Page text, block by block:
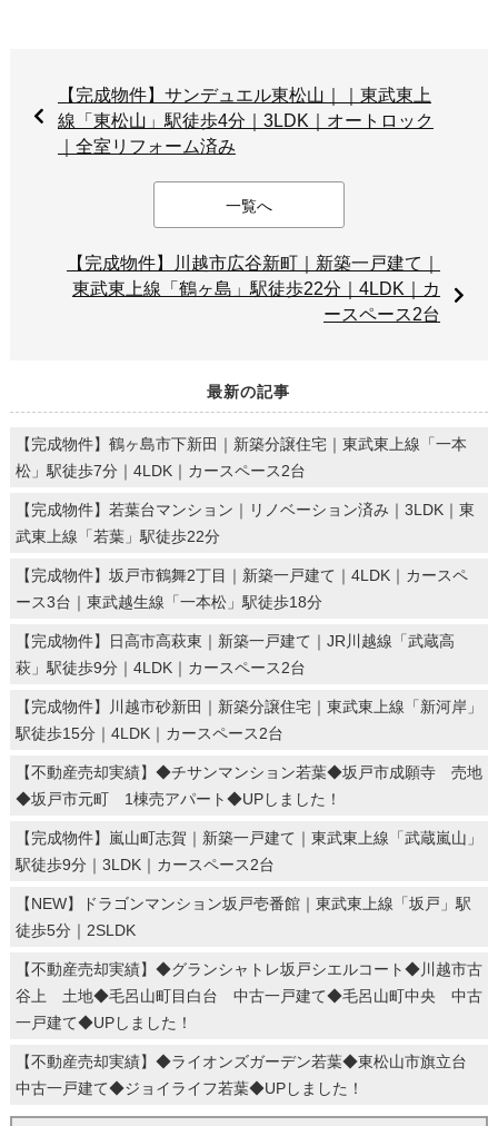
【完成物件】サンデュエル東松山｜｜東武東上
線「東松山」駅徒歩4分｜3LDK｜オートロック
｜全室リフォーム済み
一覧へ
【完成物件】川越市広谷新町｜新築一戸建て｜
東武東上線「鶴ヶ島」駅徒歩22分｜4LDK｜カ
ースペース2台
最新の記事
【完成物件】鶴ヶ島市下新田｜新築分譲住宅｜東武東上線「一本
松」駅徒歩7分｜4LDK｜カースペース2台
【完成物件】若葉台マンション｜リノベーション済み｜3LDK｜東
武東上線「若葉」駅徒歩22分
【完成物件】坂戸市鶴舞2丁目｜新築一戸建て｜4LDK｜カースペ
ース3台｜東武越生線「一本松」駅徒歩18分
【完成物件】日高市高萩東｜新築一戸建て｜JR川越線「武蔵高
萩」駅徒歩9分｜4LDK｜カースペース2台
【完成物件】川越市砂新田｜新築分譲住宅｜東武東上線「新河岸」
駅徒歩15分｜4LDK｜カースペース2台
【不動産売却実績】◆チサンマンション若葉◆坂戸市成願寺 売地
◆坂戸市元町 1棟売アパート◆UPしました！
【完成物件】嵐山町志賀｜新築一戸建て｜東武東上線「武蔵嵐山」
駅徒歩9分｜3LDK｜カースペース2台
【NEW】ドラゴンマンション坂戸壱番館｜東武東上線「坂戸」駅
徒歩5分｜2SLDK
【不動産売却実績】◆グランシャトレ坂戸シエルコート◆川越市古
谷上 土地◆毛呂山町目白台 中古一戸建て◆毛呂山町中央 中古
一戸建て◆UPしました！
【不動産売却実績】◆ライオンズガーデン若葉◆東松山市旗立台
中古一戸建て◆ジョイライフ若葉◆UPしました！